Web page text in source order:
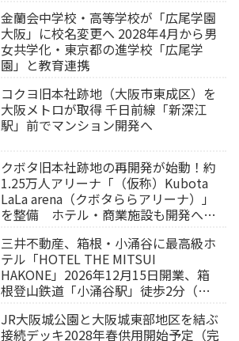
金蘭会中学校・高等学校が「広尾学園
大阪」に校名変更へ 2028年4月から男
女共学化・東京都の進学校「広尾学
園」と教育連携
コクヨ旧本社跡地（大阪市東成区）を
大阪メトロが取得 千日前線「新深江
駅」前でマンション開発へ
クボタ旧本社跡地の再開発が始動！約
1.25万人アリーナ「（仮称）Kubota
LaLa arena（クボタららアリーナ）」
を整備 ホテル・商業施設も開発へ
三井不動産、箱根・小涌谷に最高級ホ
テル「HOTEL THE MITSUI
HAKONE」2026年12月15日開業、箱
根登山鉄道「小涌谷駅」徒歩2分（旅
JR大阪城公園と大阪城東部地区を結ぶ
接続デッキ2028年春供用開始予定（完